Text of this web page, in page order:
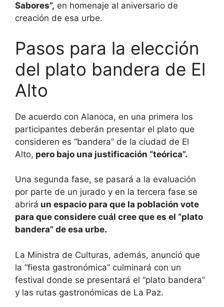
Sabores”, en homenaje al aniversario de
creación de esa urbe.
Pasos para la elección
del plato bandera de El
Alto
De acuerdo con Alanoca, en una primera los
participantes deberán presentar el plato que
consideren es “bandera” de la ciudad de El
Alto, pero bajo una justificación “teórica”.
Una segunda fase, se pasará a la evaluación
por parte de un jurado y en la tercera fase se
abrirá un espacio para que la población vote
para que considere cuál cree que es el “plato
bandera” de esa urbe.
La Ministra de Culturas, además, anunció que
la “fiesta gastronómica” culminará con un
festival donde se presentará el “plato bandera”
y las rutas gastronómicas de La Paz.